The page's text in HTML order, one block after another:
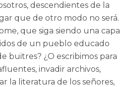
descendientes de la
que de otro modo no será.
que siga siendo una capa
de un pueblo educado
buitres? ¿O escribimos para
invadir archivos,
la literatura de los señores,